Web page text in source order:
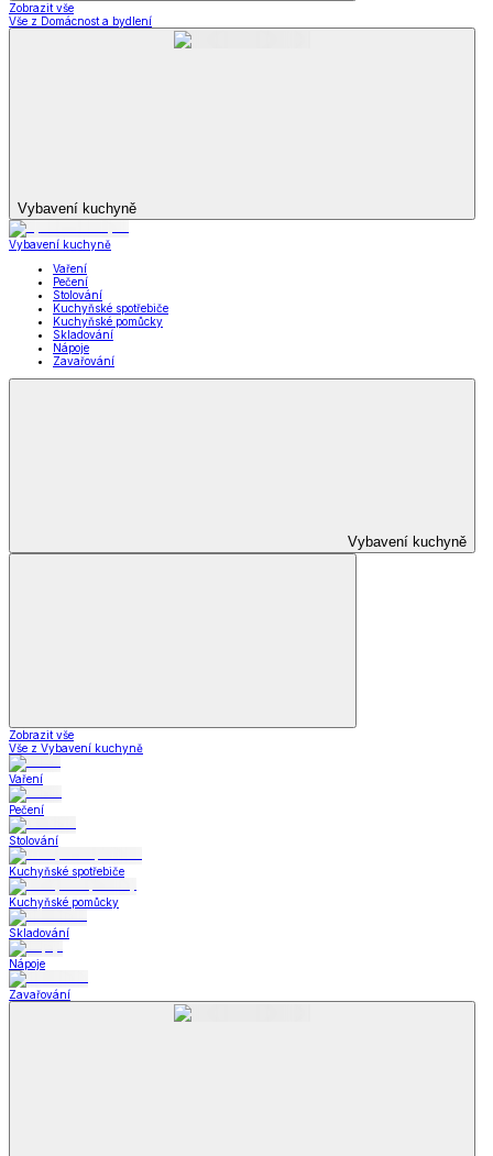
Zobrazit vše
Vše z Domácnost a bydlení
Vybavení kuchyně
Vybavení kuchyně
Vaření
Pečení
Stolování
Kuchyňské spotřebiče
Kuchyňské pomůcky
Skladování
Nápoje
Zavařování
Vybavení kuchyně
Zobrazit vše
Vše z Vybavení kuchyně
Vaření
Pečení
Stolování
Kuchyňské spotřebiče
Kuchyňské pomůcky
Skladování
Nápoje
Zavařování